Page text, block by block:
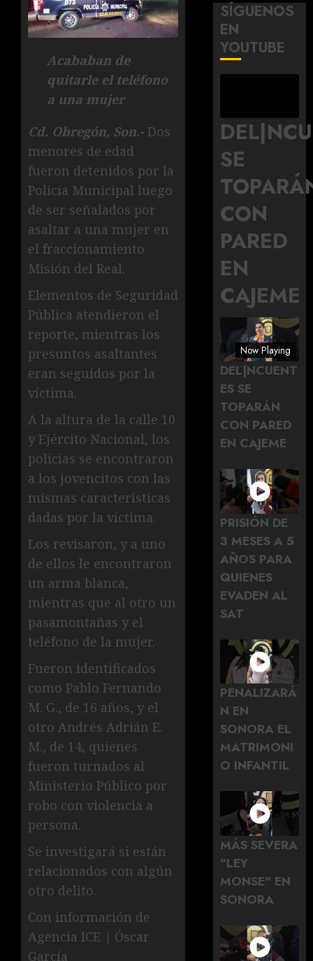
Acababan de
quitarle el teléfono
a una mujer
Cd. Obregón, Son.- Dos
menores de edad
fueron detenidos por la
Policía Municipal luego
de ser señalados por
asaltar a una mujer en
el fraccionamiento
Misión del Real.
Elementos de Seguridad
Pública atendieron el
reporte, mientras los
presuntos asaltantes
eran seguidos por la
víctima.
A la altura de la calle 10
y Ejército Nacional, los
policías se encontraron
a los jovencitos con las
mismas características
dadas por la víctima.
Los revisaron, y a uno
de ellos le encontraron
un arma blanca,
mientras que al otro un
pasamontañas y el
teléfono de la mujer.
Fueron identificados
como Pablo Fernando
M. G., de 16 años, y el
otro Andrés Adrián E.
M., de 14, quienes
fueron turnados al
Ministerio Público por
robo con violencia a
persona.
Se investigará si están
relacionados con algún
otro delito.
Con información de
Agencia ICE | Óscar
García
SÍGUENOS
EN
YOUTUBE
SE
CON
PARED
EN
CAJEME
Now Playing
DEL|NCUENT
ES SE
TOPARÁN
CON PARED
EN CAJEME
PRISIÓN DE
3 MESES A 5
AÑOS PARA
QUIENES
EVADEN AL
SAT
PENALIZARÁ
N EN
SONORA EL
MATRIMONI
O INFANTIL
MÁS SEVERA
"LEY
MONSE" EN
SONORA